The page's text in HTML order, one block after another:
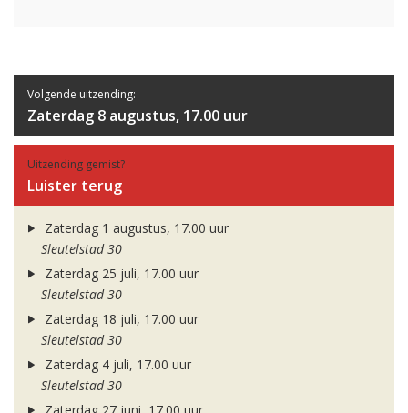
Volgende uitzending:
Zaterdag 8 augustus, 17.00 uur
Uitzending gemist?
Luister terug
Zaterdag 1 augustus, 17.00 uur
Sleutelstad 30
Zaterdag 25 juli, 17.00 uur
Sleutelstad 30
Zaterdag 18 juli, 17.00 uur
Sleutelstad 30
Zaterdag 4 juli, 17.00 uur
Sleutelstad 30